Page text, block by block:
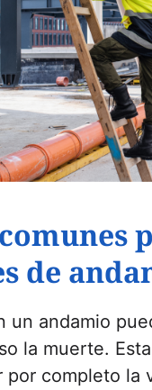
de
un andamio
la muerte.
por completo la